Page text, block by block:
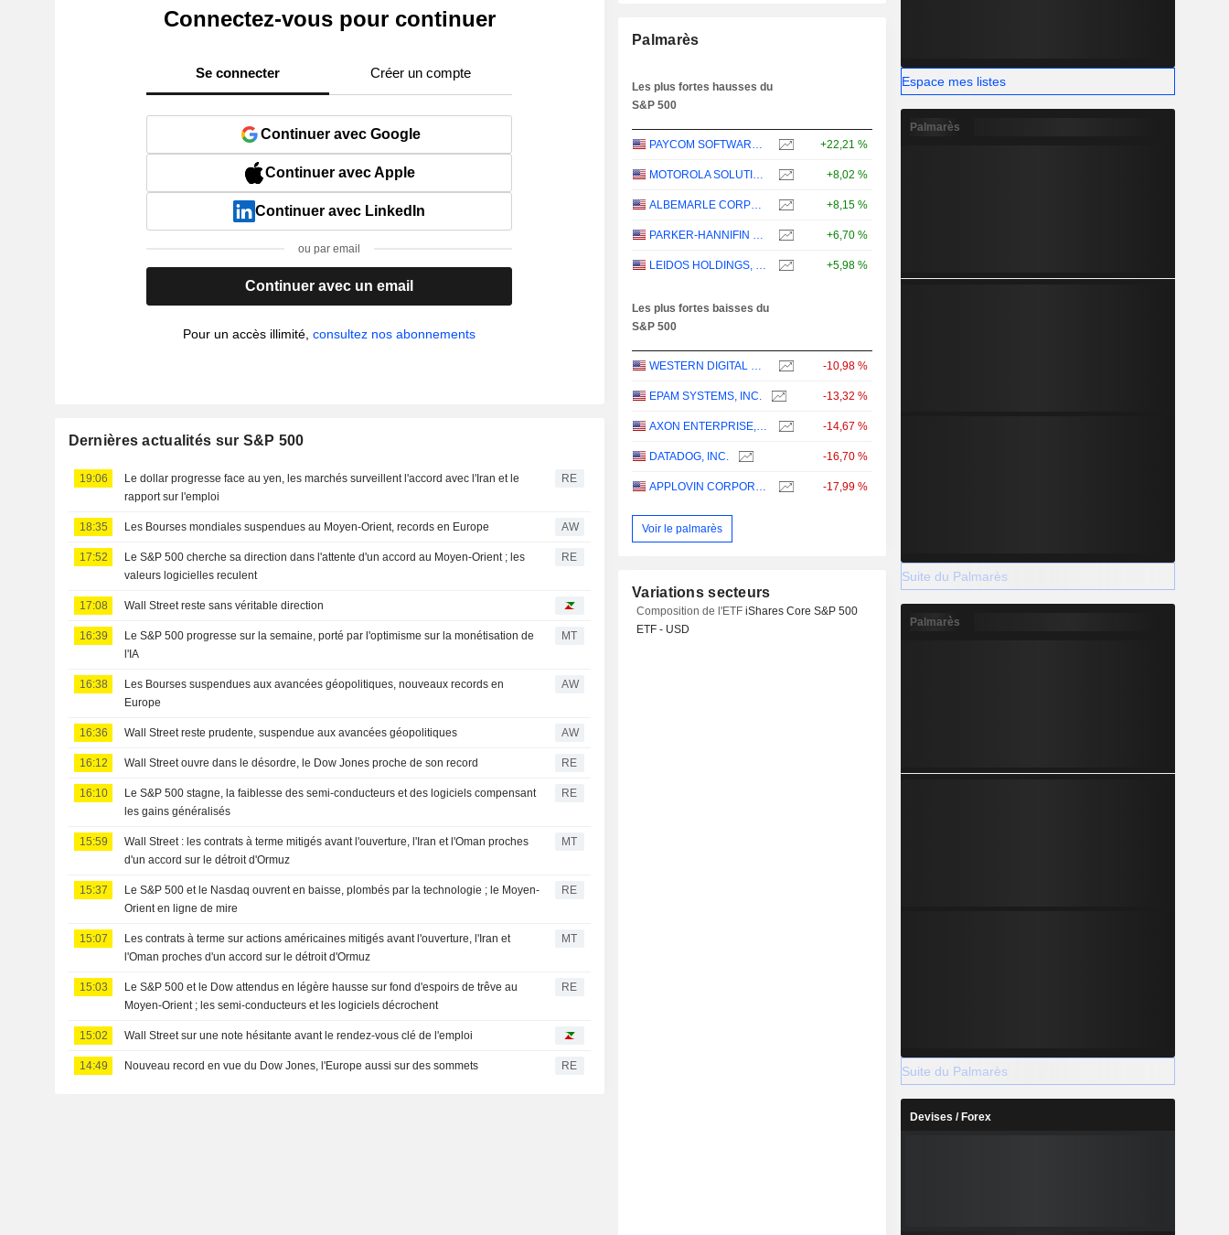
Connectez-vous pour continuer
Se connecter Créer un compte
Continuer avec Google
Continuer avec Apple
Continuer avec LinkedIn
ou par email
Continuer avec un email
Pour un accès illimité,consultez nos abonnements
Dernières actualités sur S&P 500
19:06
Le dollar progresse face au yen, les marchés surveillent l'accord avec l'Iran et le
rapport sur l'emploi
RE
18:35 Les Bourses mondiales suspendues au Moyen-Orient, records en Europe AW
17:52
Le S&P 500 cherche sa direction dans l'attente d'un accord au Moyen-Orient ; les
valeurs logicielles reculent
RE
17:08 Wall Street reste sans véritable direction
16:39
Le S&P 500 progresse sur la semaine, porté par l'optimisme sur la monétisation de
l'IA
MT
16:38
Les Bourses suspendues aux avancées géopolitiques, nouveaux records en
Europe
AW
16:36 Wall Street reste prudente, suspendue aux avancées géopolitiques AW
16:12 Wall Street ouvre dans le désordre, le Dow Jones proche de son record RE
16:10
Le S&P 500 stagne, la faiblesse des semi-conducteurs et des logiciels compensant
les gains généralisés
RE
15:59
Wall Street : les contrats à terme mitigés avant l'ouverture, l'Iran et l'Oman proches
d'un accord sur le détroit d'Ormuz
MT
15:37
Le S&P 500 et le Nasdaq ouvrent en baisse, plombés par la technologie ; le Moyen-
Orient en ligne de mire
RE
15:07
Les contrats à terme sur actions américaines mitigés avant l'ouverture, l'Iran et
l'Oman proches d'un accord sur le détroit d'Ormuz
MT
15:03
Le S&P 500 et le Dow attendus en légère hausse sur fond d'espoirs de trêve au
Moyen-Orient ; les semi-conducteurs et les logiciels décrochent
RE
15:02 Wall Street sur une note hésitante avant le rendez-vous clé de l'emploi
14:49 Nouveau record en vue du Dow Jones, l'Europe aussi sur des sommets RE
Palmarès
Les plus fortes hausses du
S&P 500
PAYCOM SOFTWARE, INC. +22,21 %
MOTOROLA SOLUTIONS, INC. +8,02 %
ALBEMARLE CORPORATION +8,15 %
PARKER-HANNIFIN CORPORATION +6,70 %
LEIDOS HOLDINGS, INC. +5,98 %
Les plus fortes baisses du
S&P 500
WESTERN DIGITAL CORPORATION -10,98 %
EPAM SYSTEMS, INC. -13,32 %
AXON ENTERPRISE, INC. -14,67 %
DATADOG, INC. -16,70 %
APPLOVIN CORPORATION -17,99 %
Voir le palmarès
Variations secteurs
Composition de l'ETFiShares Core S&P 500
ETF - USD
Espace mes listes
Palmarès
Suite du Palmarès
Palmarès
Suite du Palmarès
Devises / Forex